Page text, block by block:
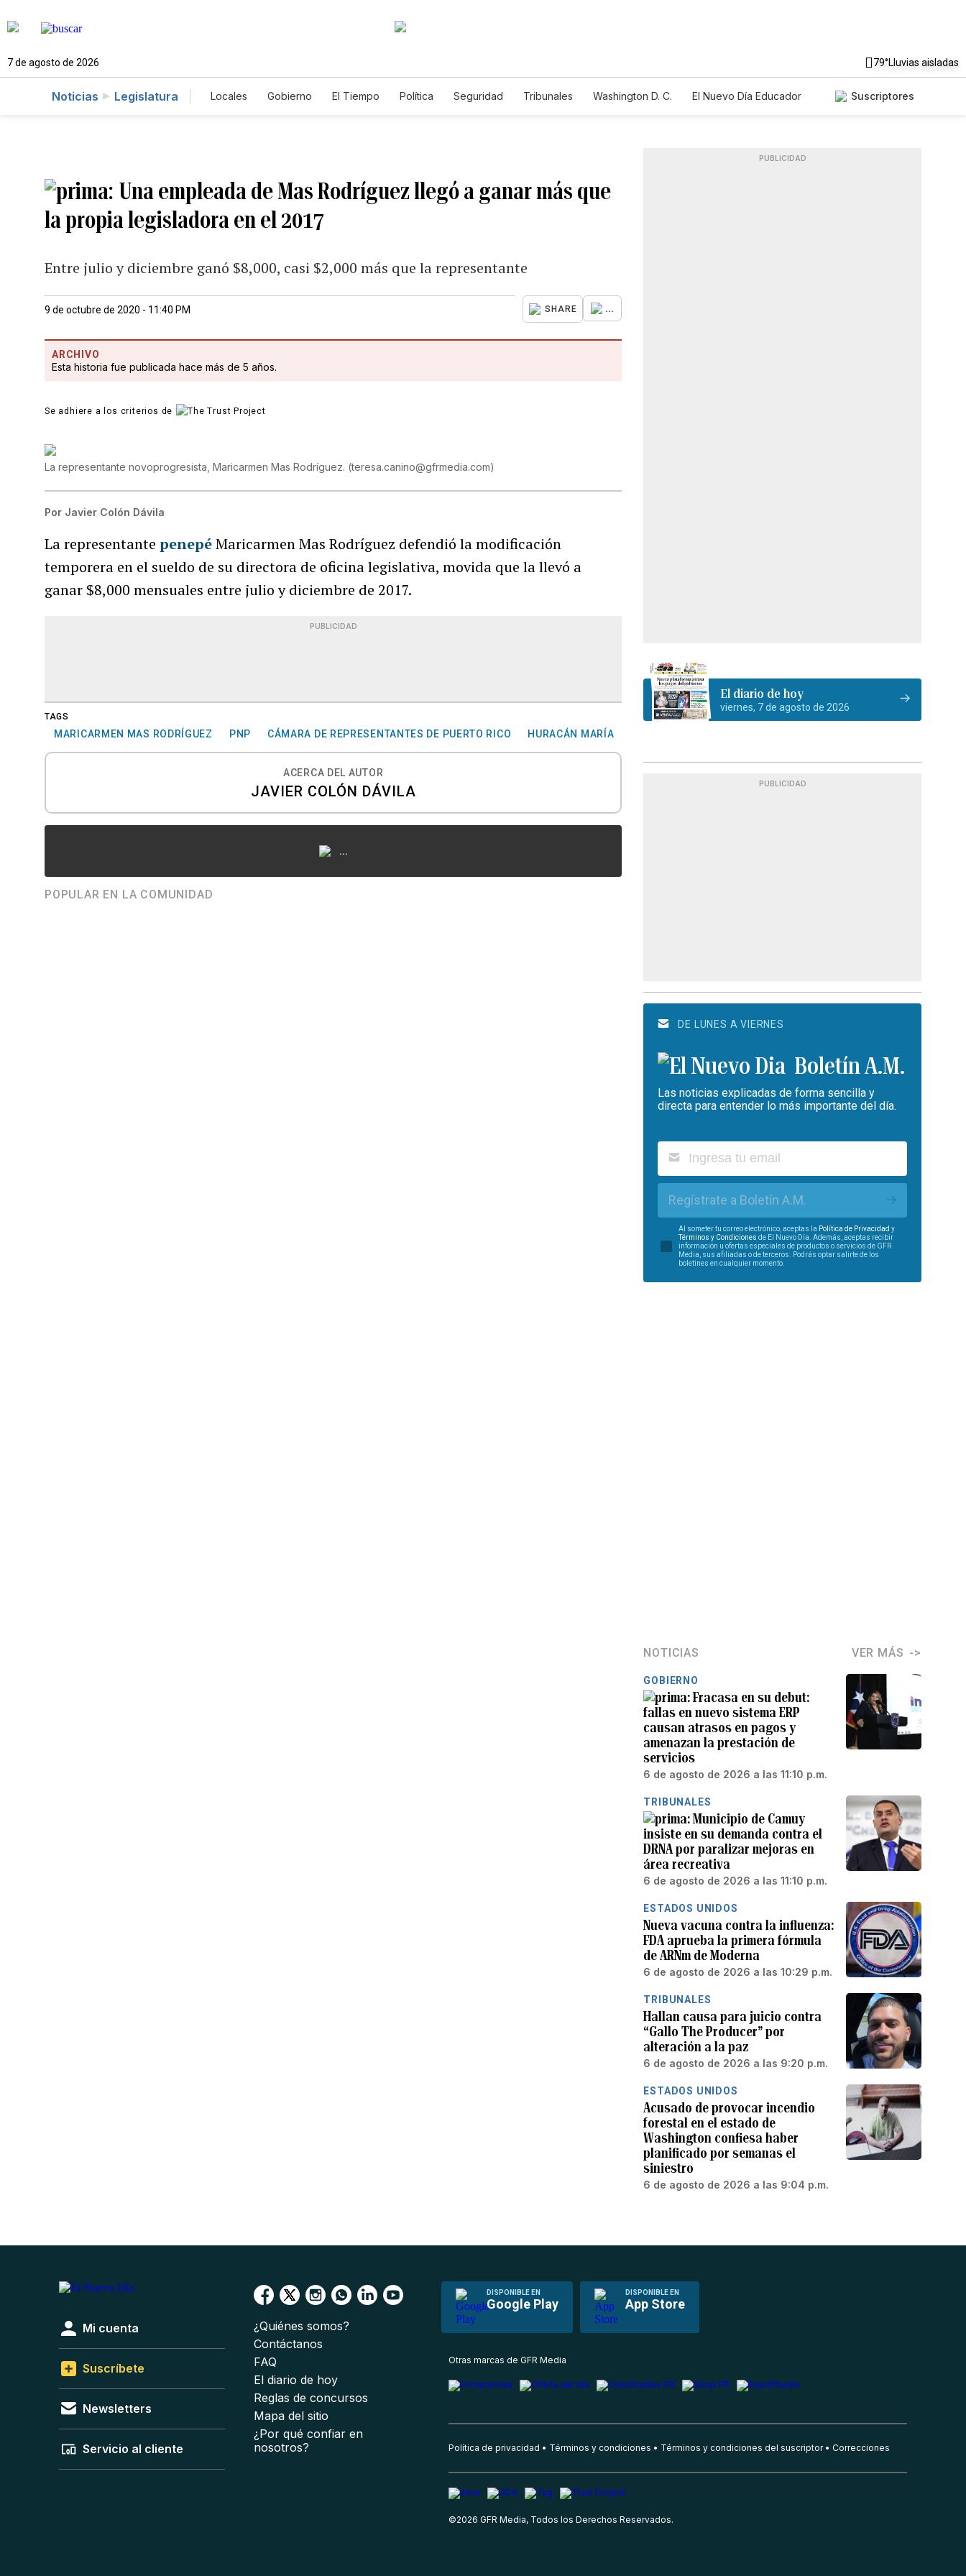
7 de agosto de 2026 79°Lluvias aisladas
Noticias Legislatura Locales Gobierno El Tiempo Política Seguridad Tribunales Washington D. C.
El Nuevo Día Educador
Suscriptores
Una empleada de Mas Rodríguez llegó a ganar más que
la propia legisladora en el 2017
Entre julio y diciembre ganó $8,000, casi $2,000 más que la representante
9 de octubre de 2020 - 11:40 PM SHARE ...
ARCHIVO
Esta historia fue publicada hace más de 5 años.
Se adhiere a los criterios de
La representante novoprogresista, Maricarmen Mas Rodríguez. (teresa.canino@gfrmedia.com)
Por Javier Colón Dávila
La representantepenepéMaricarmen Mas Rodríguez defendió la modificación
temporera en el sueldo de su directora de oficina legislativa, movida que la llevó a
ganar $8,000 mensuales entre julio y diciembre de 2017.
PUBLICIDAD
TAGS
MARICARMEN MAS RODRÍGUEZ PNP CÁMARA DE REPRESENTANTES DE PUERTO RICO HURACÁN MARÍA
ACERCA DEL AUTOR
JAVIER COLÓN DÁVILA
...
POPULAR EN LA COMUNIDAD
PUBLICIDAD
El diario de hoy
viernes, 7 de agosto de 2026
PUBLICIDAD
DE LUNES A VIERNES
Boletín A.M.
Las noticias explicadas de forma sencilla y
directa para entender lo más importante del día.
Regístrate a Boletín A.M.
Al someter tu correo electrónico, aceptas la Política de Privacidad y
Términos y Condiciones de El Nuevo Día. Además, aceptas recibir
información u ofertas especiales de productos o servicios de GFR
Media, sus afiliadas o de terceros. Podrás optar salirte de los
boletines en cualquier momento.
NOTICIAS VER MÁS
GOBIERNO
Fracasa en su debut:
fallas en nuevo sistema ERP
causan atrasos en pagos y
amenazan la prestación de
servicios
6 de agosto de 2026 a las 11:10 p.m.
TRIBUNALES
Municipio de Camuy
insiste en su demanda contra el
DRNA por paralizar mejoras en
área recreativa
6 de agosto de 2026 a las 11:10 p.m.
ESTADOS UNIDOS
Nueva vacuna contra la influenza:
FDA aprueba la primera fórmula
de ARNm de Moderna
6 de agosto de 2026 a las 10:29 p.m.
TRIBUNALES
Hallan causa para juicio contra
“Gallo The Producer” por
alteración a la paz
6 de agosto de 2026 a las 9:20 p.m.
ESTADOS UNIDOS
Acusado de provocar incendio
forestal en el estado de
Washington confiesa haber
planificado por semanas el
siniestro
6 de agosto de 2026 a las 9:04 p.m.
DISPONIBLE EN
Google Play
DISPONIBLE EN
App Store
Mi cuenta
Suscríbete
Newsletters
Servicio al cliente
¿Quiénes somos?
Contáctanos
FAQ
El diario de hoy
Reglas de concursos
Mapa del sitio
¿Por qué confiar en
nosotros?
Otras marcas de GFR Media
Política de privacidad Términos y condiciones Términos y condiciones del suscriptor Correcciones
©2026 GFR Media, Todos los Derechos Reservados.